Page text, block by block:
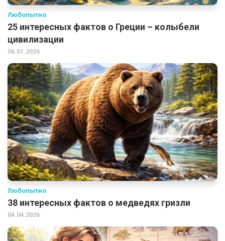
Любопытно
25 интересных фактов о Греции – колыбели
цивилизации
06.01.2026
Любопытно
38 интересных фактов о медведях гризли
04.04.2026